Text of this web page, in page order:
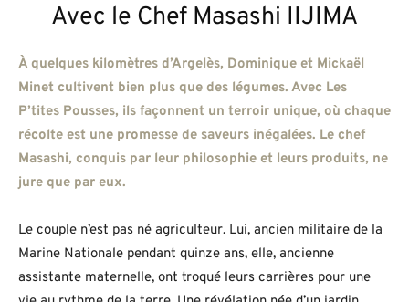
Avec le Chef Masashi IIJIMA
À quelques kilomètres d’Argelès, Dominique et Mickaël
Minet cultivent bien plus que des légumes. Avec Les
P’tites Pousses, ils façonnent un terroir unique, où chaque
récolte est une promesse de saveurs inégalées. Le chef
Masashi, conquis par leur philosophie et leurs produits, ne
jure que par eux.
Le couple n’est pas né agriculteur. Lui, ancien militaire de la
Marine Nationale pendant quinze ans, elle, ancienne
assistante maternelle, ont troqué leurs carrières pour une